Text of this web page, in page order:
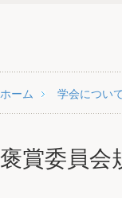
ホーム 学会につい
褒賞委員会